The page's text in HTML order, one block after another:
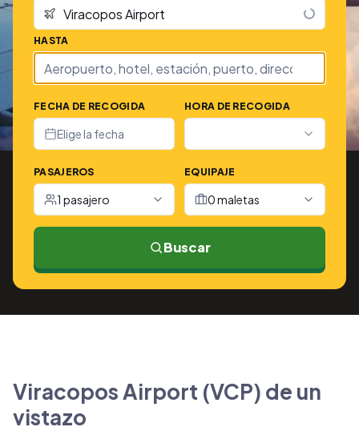
HASTA
FECHA DE RECOGIDA
Elige la fecha
HORA DE RECOGIDA
PASAJEROS
1 pasajero
EQUIPAJE
0 maletas
Buscar
Viracopos Airport (VCP) de un
vistazo